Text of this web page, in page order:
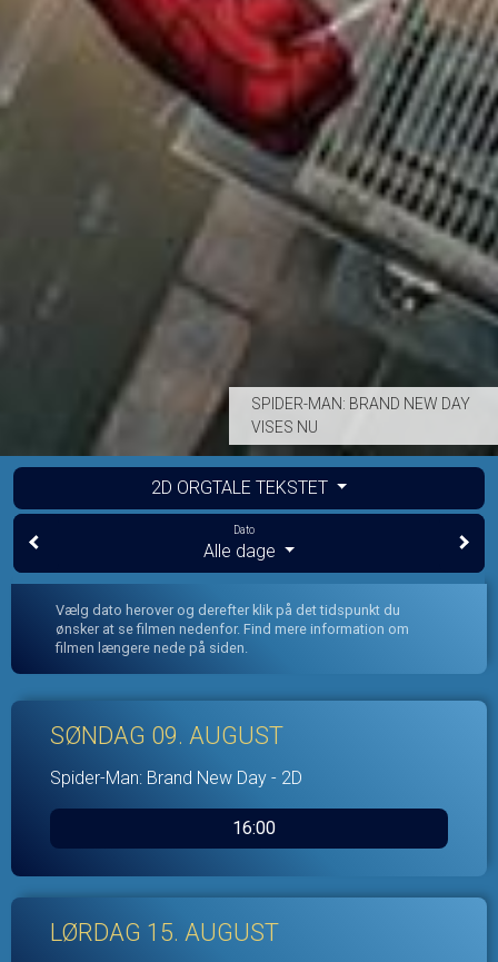
SPIDER-MAN: BRAND NEW DAY
VISES NU
2D ORGTALE TEKSTET
Dato
Alle dage
Vælg dato herover og derefter klik på det tidspunkt du
ønsker at se filmen nedenfor. Find mere information om
filmen længere nede på siden.
SØNDAG 09. AUGUST
Spider-Man: Brand New Day - 2D
16:00
LØRDAG 15. AUGUST